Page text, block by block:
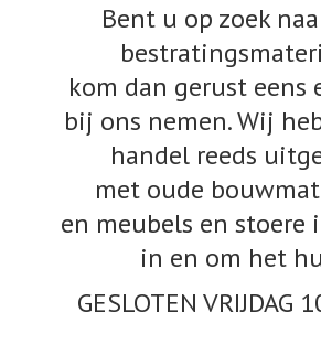
Bent u op zoek
kom dan gerust eens
bij ons nemen. Wij
handel reeds
met oude
en meubels en stoere
in en om het
GESLOTEN VRIJDAG